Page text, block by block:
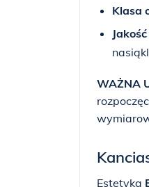
Klasa
WAŻNA
Estetyka